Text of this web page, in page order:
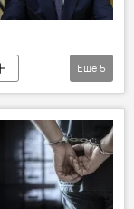
Еще 5